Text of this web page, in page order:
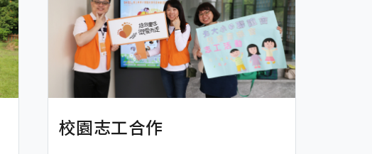
校園志工合作